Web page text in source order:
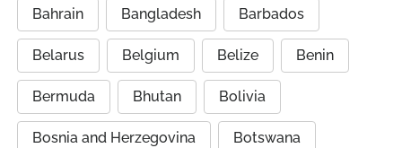
Bahrain Bangladesh Barbados
Belarus Belgium Belize Benin
Bermuda Bhutan Bolivia
Bosnia and Herzegovina Botswana